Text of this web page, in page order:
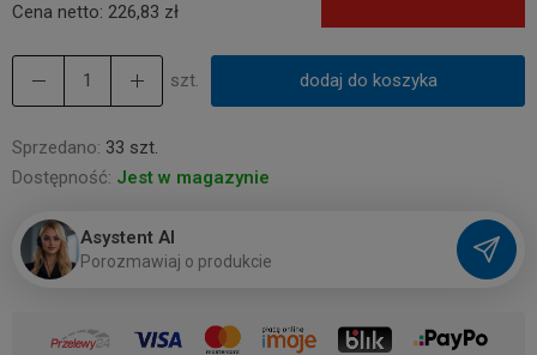
Cena netto: 226,83 zł
szt. dodaj do koszyka
Sprzedano: 33 szt.
Dostępność: Jest w magazynie
Asystent AI
Porozmawiaj o produkcie